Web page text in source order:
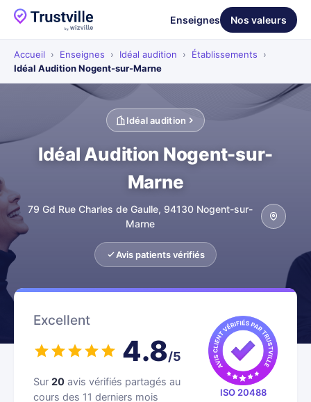
Enseignes Nos valeurs
Accueil › Enseignes › Idéal audition › Établissements
›
Idéal Audition Nogent-sur-Marne
Idéal audition
Idéal Audition Nogent-sur-
Marne
79 Gd Rue Charles de Gaulle, 94130 Nogent-sur-
Marne
Avis patients vérifiés
Excellent
4.8/5
Sur 20 avis vérifiés partagés au
cours des 11 derniers mois
ISO 20488